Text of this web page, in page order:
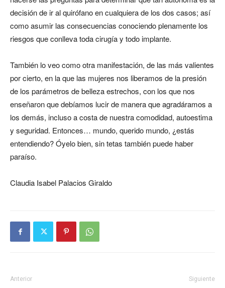
decisión de ir al quirófano en cualquiera de los dos casos; así
como asumir las consecuencias conociendo plenamente los
riesgos que conlleva toda cirugía y todo implante.
También lo veo como otra manifestación, de las más valientes
por cierto, en la que las mujeres nos liberamos de la presión
de los parámetros de belleza estrechos, con los que nos
enseñaron que debíamos lucir de manera que agradáramos a
los demás, incluso a costa de nuestra comodidad, autoestima
y seguridad. Entonces… mundo, querido mundo, ¿estás
entendiendo? Óyelo bien, sin tetas también puede haber
paraíso.
Claudia Isabel Palacios Giraldo
Anterior Siguiente